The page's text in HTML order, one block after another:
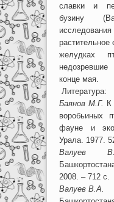
славки и
бузину
растительное
конце мая.
Литература:
Баянов М.Г. К
воробьиных
фауне и
Урала. 1977.
Валуев
2008. – 712 с.
Валуев В.А.